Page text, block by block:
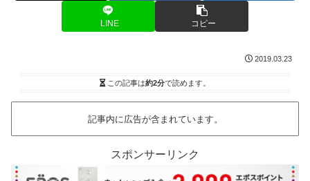
LINE コピー
2019.03.23
この記事は約2分で読めます。
記事内に広告が含まれています。
スポンサーリンク